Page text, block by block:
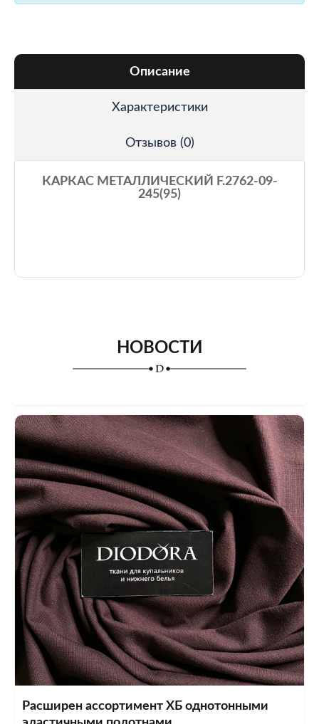
Описание
Характеристики
Отзывов (0)
КАРКАС МЕТАЛЛИЧЕСКИЙ F.2762-09-
245(95)
НОВОСТИ
Расширен ассортимент ХБ однотонными